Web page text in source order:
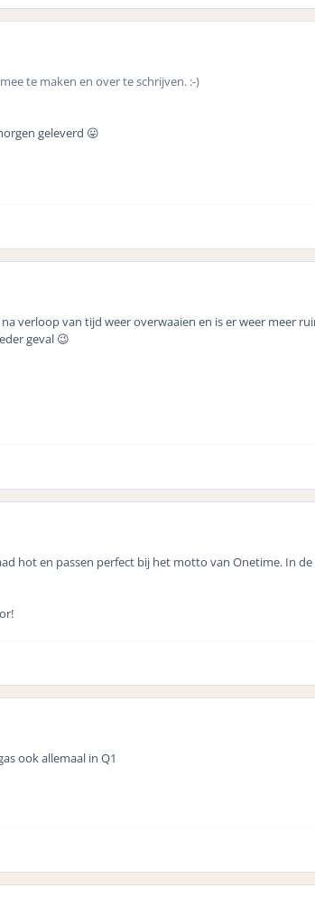
te maken en over te schrijven. :-)
geleverd 😛
verloop van tijd weer overwaaien en is er weer meer
geval 😉
hot en passen perfect bij het motto van Onetime. In
ook allemaal in Q1